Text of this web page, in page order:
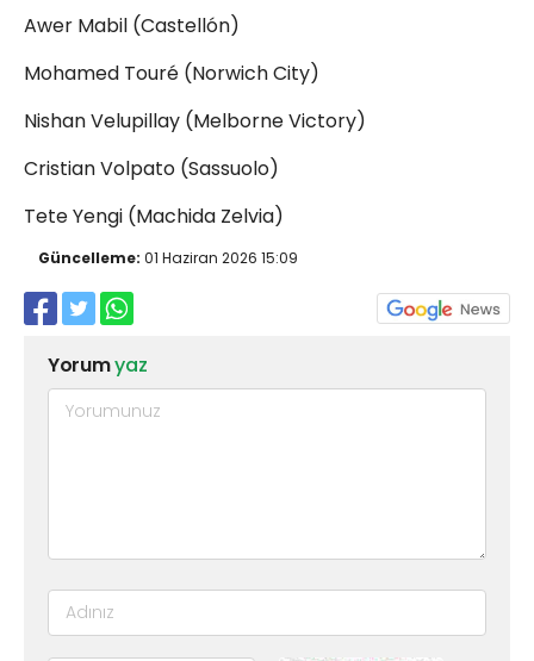
Awer Mabil (Castellón)
Mohamed Touré (Norwich City)
Nishan Velupillay (Melborne Victory)
Cristian Volpato (Sassuolo)
Tete Yengi (Machida Zelvia)
Güncelleme: 01 Haziran 2026 15:09
Yorumyaz